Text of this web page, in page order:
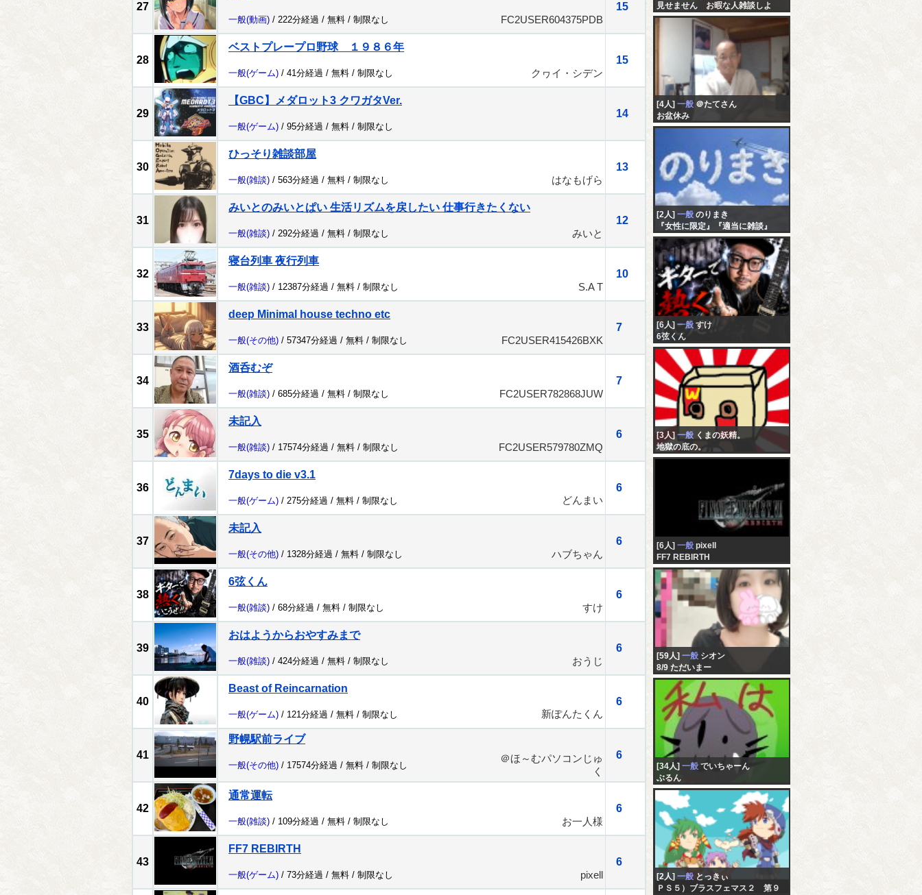
27
15
一般(動画) / 222分経過 / 無料 / 制限なし FC2USER604375PDB
28
ベストプレープロ野球 １９８６年
15
一般(ゲーム) / 41分経過 / 無料 / 制限なし クヮイ・シデン
29
【GBC】メダロット3 クワガタVer.
14
一般(ゲーム) / 95分経過 / 無料 / 制限なし
30
ひっそり雑談部屋
13
一般(雑談) / 563分経過 / 無料 / 制限なし はなもげら
31
みいとのみいとぱい 生活リズムを戻したい 仕事行きたくない
12
一般(雑談) / 292分経過 / 無料 / 制限なし みいと
32
寝台列車 夜行列車
10
一般(雑談) / 12387分経過 / 無料 / 制限なし S.A T
33
deep Minimal house techno etc
7
一般(その他) / 57347分経過 / 無料 / 制限なし FC2USER415426BXK
34
酒呑むぞ
7
一般(雑談) / 685分経過 / 無料 / 制限なし FC2USER782868JUW
35
未記入
6
一般(雑談) / 17574分経過 / 無料 / 制限なし FC2USER579780ZMQ
36
7days to die v3.1
6
一般(ゲーム) / 275分経過 / 無料 / 制限なし どんまい
37
未記入
6
一般(その他) / 1328分経過 / 無料 / 制限なし ハブちゃん
38
6弦くん
6
一般(雑談) / 68分経過 / 無料 / 制限なし すけ
39
おはようからおやすみまで
6
一般(雑談) / 424分経過 / 無料 / 制限なし おうじ
40
Beast of Reincarnation
6
一般(ゲーム) / 121分経過 / 無料 / 制限なし 新ぽんたくん
41
野幌駅前ライブ
6
一般(その他) / 17574分経過 / 無料 / 制限なし
＠ほ～むパソコンじゅ
く
42
通常運転
6
一般(雑談) / 109分経過 / 無料 / 制限なし お一人様
43
FF7 REBIRTH
6
一般(ゲーム) / 73分経過 / 無料 / 制限なし pixell
見せません お暇な人雑談しよ
[4人] 一般 ＠たてさん
お盆休み
[2人] 一般 のりまき
『女性に限定』『適当に雑談』
[6人] 一般 すけ
6弦くん
[3人]一般 くまの妖精。
地獄の底の。
[6人] 一般 pixell
FF7 REBIRTH
[59人] 一般 シオン
8/9 ただいまー
[34人] 一般 でいちゃーん
ぶるん
[2人] 一般 とっきぃ
ＰＳ５）ブラスフェマス２ 第９